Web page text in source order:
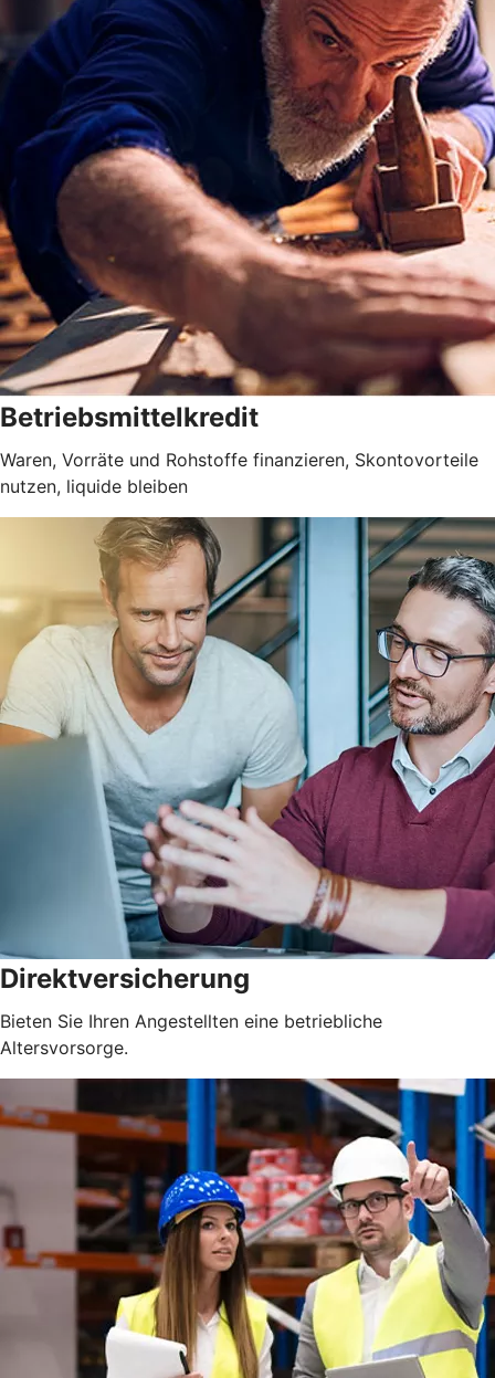
Betriebsmittelkredit
Waren, Vorräte und Rohstoffe finanzieren, Skontovorteile
nutzen, liquide bleiben
Direktversicherung
Bieten Sie Ihren Angestellten eine betriebliche
Altersvorsorge.